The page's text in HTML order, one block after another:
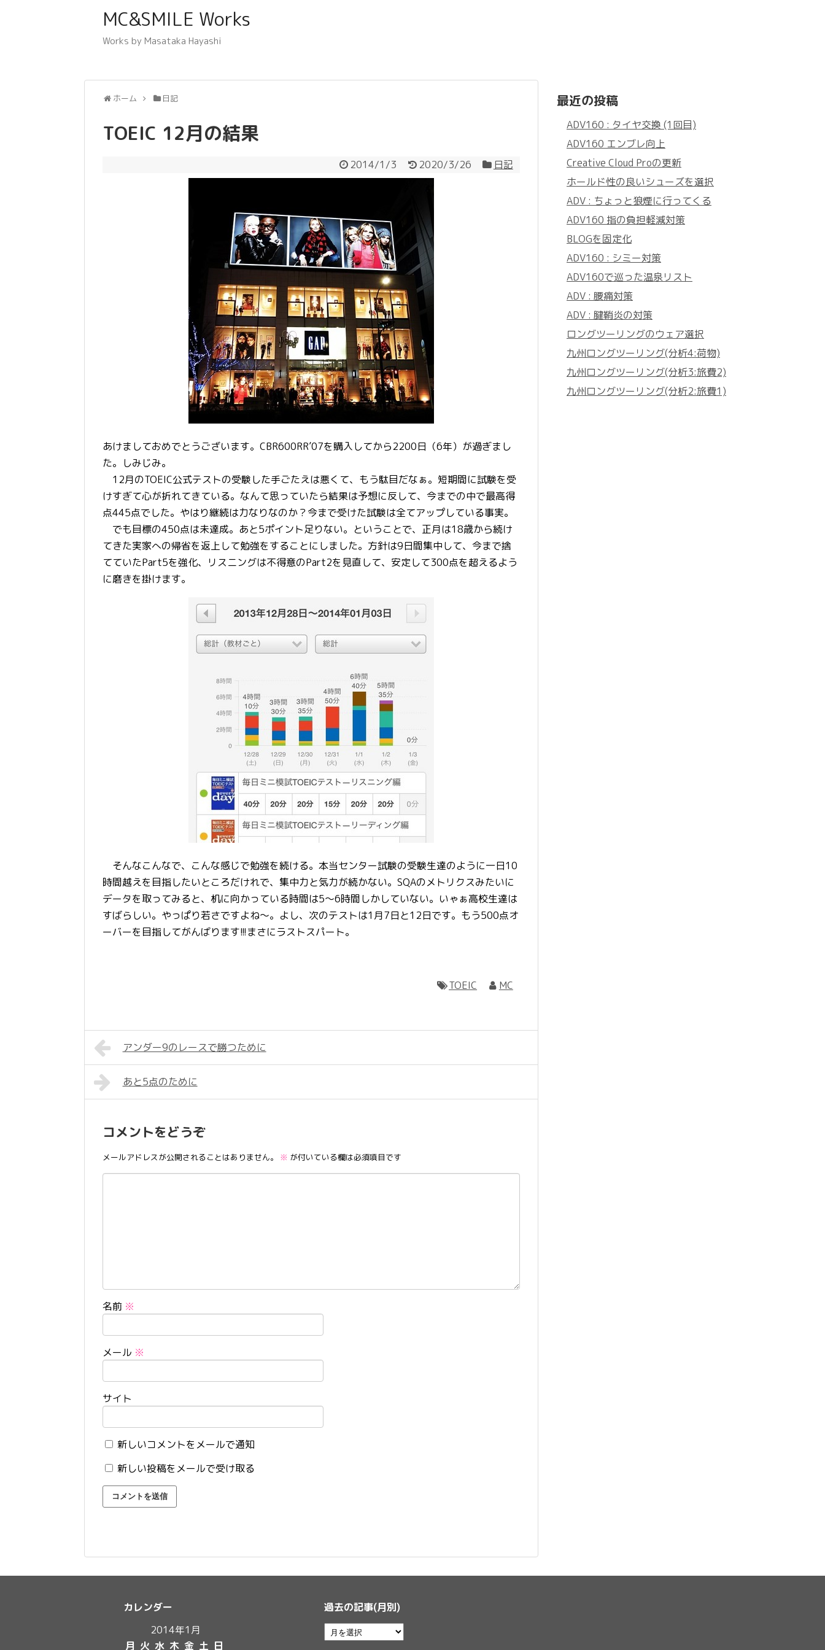
MC&SMILE Works
Works by Masataka Hayashi
ホーム 日記
TOEIC 12月の結果
2014/1/3 2020/3/26 日記
あけましておめでとうございます。CBR600RR’07を購入してから2200日（6年）が過ぎまし
た。しみじみ。
12月のTOEIC公式テストの受験した手ごたえは悪くて、もう駄目だなぁ。短期間に試験を受
けすぎて心が折れてきている。なんて思っていたら結果は予想に反して、今までの中で最高得
点445点でした。やはり継続は力なりなのか？今まで受けた試験は全てアップしている事実。
でも目標の450点は未達成。あと5ポイント足りない。ということで、正月は18歳から続け
てきた実家への帰省を返上して勉強をすることにしました。方針は9日間集中して、今まで捨
てていたPart5を強化、リスニングは不得意のPart2を見直して、安定して300点を超えるよう
に磨きを掛けます。
そんなこんなで、こんな感じで勉強を続ける。本当センター試験の受験生達のように一日10
時間越えを目指したいところだけれで、集中力と気力が続かない。SQAのメトリクスみたいに
データを取ってみると、机に向かっている時間は5～6時間しかしていない。いゃぁ高校生達は
すばらしい。やっぱり若さですよね～。よし、次のテストは1月7日と12日です。もう500点オ
ーバーを目指してがんばります!!!まさにラストスパート。
TOEIC MC
アンダー9のレースで勝つために
あと5点のために
コメントをどうぞ
メールアドレスが公開されることはありません。 ※ が付いている欄は必須項目です
名前 ※
メール ※
サイト
新しいコメントをメールで通知
新しい投稿をメールで受け取る
最近の投稿
ADV160 : タイヤ交換 (1回目)
ADV160 エンブレ向上
Creative Cloud Proの更新
ホールド性の良いシューズを選択
ADV : ちょっと狼煙に行ってくる
ADV160 指の負担軽減対策
BLOGを固定化
ADV160 : シミー対策
ADV160で巡った温泉リスト
ADV : 腰痛対策
ADV : 腱鞘炎の対策
ロングツーリングのウェア選択
九州ロングツーリング(分析4:荷物)
九州ロングツーリング(分析3:旅費2)
九州ロングツーリング(分析2:旅費1)
カレンダー
2014年1月
月 火 水 木 金 土 日
過去の記事(月別)